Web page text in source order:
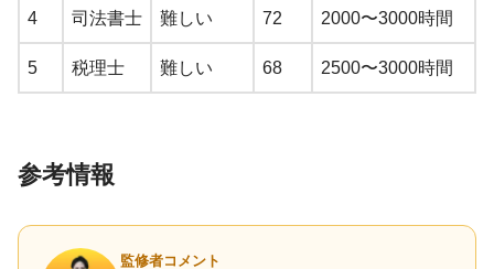
4 司法書士 難しい 72 2000〜3000時間
5 税理士 難しい 68 2500〜3000時間
参考情報
監修者コメント